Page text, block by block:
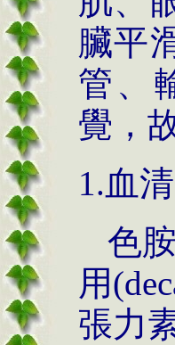
臟平
管、
覺，
1.血
色
用
張力